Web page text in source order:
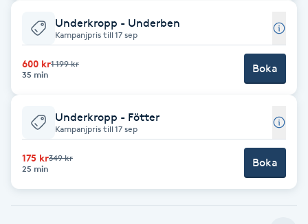
Samtalsterapi
Shiatsu
Singelfransar
Underkropp - Underben
Kampanjpris till 17 sep
600 kr1 199 kr
35 min
Boka
Underkropp - Fötter
Kampanjpris till 17 sep
175 kr349 kr
25 min
Boka